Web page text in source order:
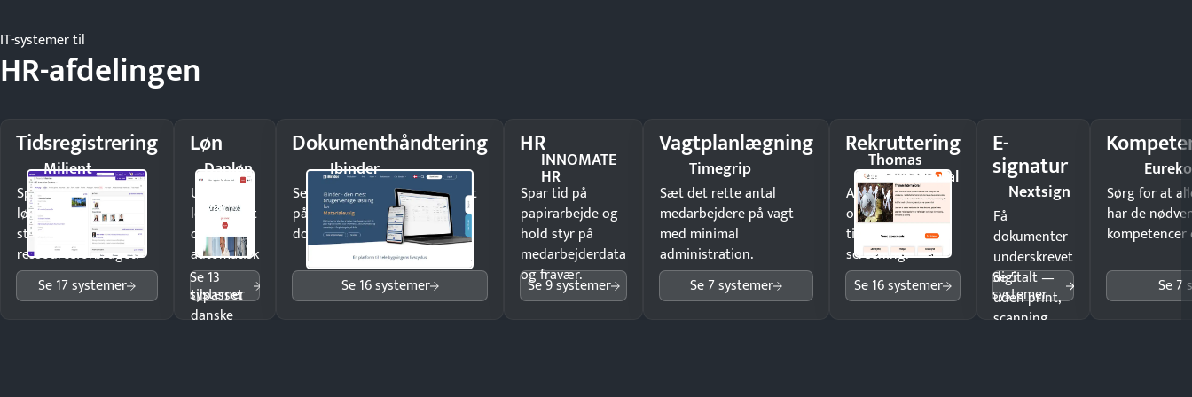
IT-systemer til
HR-afdelingen
Tidsregistrering
Milient
Spar tid på
lønberegning og få
styr på
ressourceforbruget.
Se 17 systemer
Løn
Danløn
Udbetal
løn korrekt
og
automatisk
—
tilpasset
danske
Se 13
systemer
Dokumenthåndtering
Ibinder
Send kontrakter til underskrift
på minutter og mist ingen
dokumenter.
Se 16 systemer
HRINNOMATE
HR
Spar tid på
papirarbejde og
hold styr på
medarbejderdata
og fravær.
Se 9 systemer
Vagtplanlægning
Timegrip
Sæt det rette antal
medarbejdere på vagt
med minimal
administration.
Se 7 systemer
Rekruttering
Thomas
International
Ansæt hurtigere
og brug færre
timer på manuel
screening.
Se 16 systemer
E-
signatur
Nextsign
Få
dokumenter
underskrevet
digitalt —
uden print,
scanning
Se 5
systemer
Sørg for at
har de
Se 7